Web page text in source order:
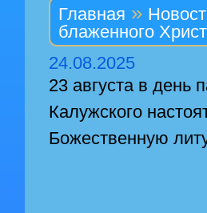
Главная »
блаженного
24.08.2025
23 августа в день
Калужского
Божественную